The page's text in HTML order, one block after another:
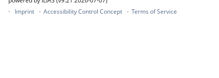
Imprint
Accessibility Control Concept Terms of Service